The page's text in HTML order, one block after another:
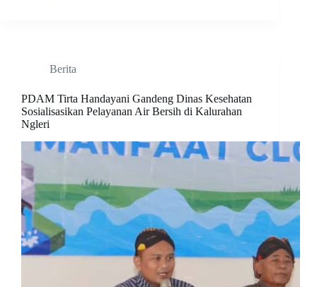
Berita
PDAM Tirta Handayani Gandeng Dinas Kesehatan
Sosialisasikan Pelayanan Air Bersih di Kalurahan
Ngleri